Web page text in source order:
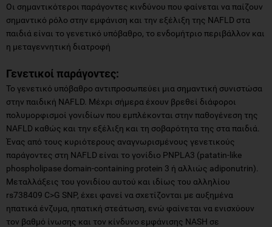
Οι σημαντικότεροι παράγοντες κινδύνου που φαίνεται να παίζουν
σημαντικό ρόλο στην εμφάνιση και την εξέλιξη της NAFLD στα
παιδιά είναι το γενετικό υπόβαθρο, το ενδομήτριο περιβάλλον και
η μεταγεννητική διατροφή
Γενετικοί παράγοντες:
Το γενετικό υπόβαθρο αντιπροσωπεύει μια σημαντική συνιστώσα
στην παιδική NAFLD. Μέχρι σήμερα έχουν βρεθεί διάφοροι
πολυμορφισμοί γονιδίων που εμπλέκονται στην παθογένεση της
NAFLD καθώς και την εξέλιξη και τη σοβαρότητα της στα παιδιά.
Ένας από τους κυριότερους αναγνωρισμένους γενετικούς
παράγοντες στη NAFLD είναι το γονίδιο PNPLA3 (patatin-like
phospholipase domain-containing protein 3 ή αλλιώς adiponutrin).
Μεταλλάξεις του γονιδίου αυτού και ιδίως του αλληλίου
rs738409 C>G SNP, έχει φανεί να σχετίζονται με αυξημένα
ηπατικά ένζυμα, ηπατική στεάτωση, ενώ φαίνεται να ενισχύουν
τον βαθμό ίνωσης και τον κίνδυνο εμφάνισης NASH σε